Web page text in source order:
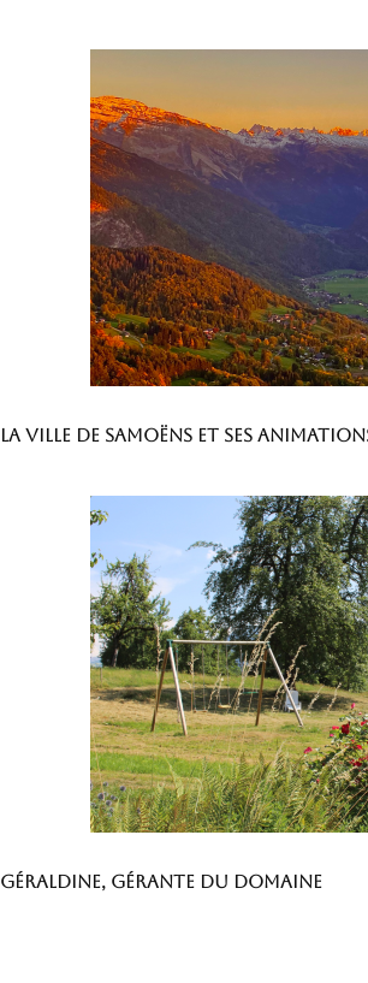
La ville de Samoëns et ses
Géraldine, gérante du domaine